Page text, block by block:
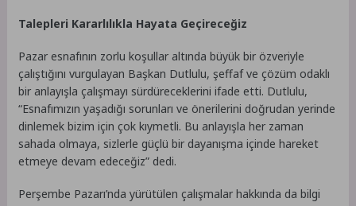
Talepleri Kararlılıkla Hayata Geçireceğiz
Pazar esnafının zorlu koşullar altında büyük bir özveriyle
çalıştığını vurgulayan Başkan Dutlulu, şeffaf ve çözüm odaklı
bir anlayışla çalışmayı sürdüreceklerini ifade etti. Dutlulu,
“Esnafımızın yaşadığı sorunları ve önerilerini doğrudan yerinde
dinlemek bizim için çok kıymetli. Bu anlayışla her zaman
sahada olmaya, sizlerle güçlü bir dayanışma içinde hareket
etmeye devam edeceğiz” dedi.
Perşembe Pazarı’nda yürütülen çalışmalar hakkında da bilgi